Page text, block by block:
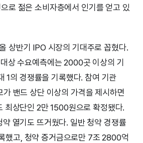
로 젊은 소비자층에서 인기를 얻고 있
상반기 IPO 시장의 기대주로 꼽혔다.
상 수요예측에는 2000곳 이상의 기
1의 경쟁률을 기록했다. 참여 기관
밴드 상단 이상의 가격을 제시하면
최상단인 2만 1500원으로 확정됐다.
열기도 뜨거웠다. 일반 청약 경쟁률
했고, 청약 증거금으로만 7조 2800억